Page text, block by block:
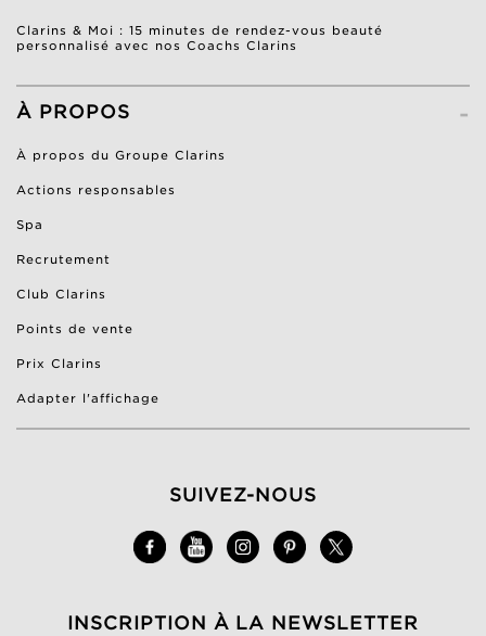
Clarins & Moi : 15 minutes de rendez-vous beauté
personnalisé avec nos Coachs Clarins
-
À PROPOS
À propos du Groupe Clarins
Actions responsables
Spa
Recrutement
Club Clarins
Points de vente
Prix Clarins
Adapter l'affichage
SUIVEZ-NOUS
INSCRIPTION À LA NEWSLETTER